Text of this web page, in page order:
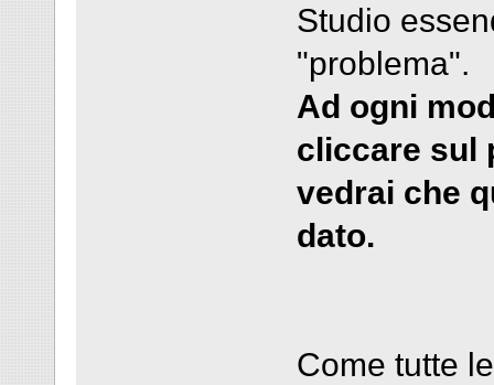
Studio
"problema".
Ad ogni
cliccare sul
vedrai che
dato.
Come tutte